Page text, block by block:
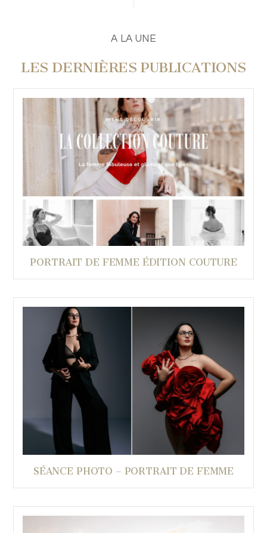
A LA UNE
LES DERNIÈRES PUBLICATIONS
PORTRAIT DE FEMME ÉDITION COUTURE
SÉANCE PHOTO – PORTRAIT DE FEMME